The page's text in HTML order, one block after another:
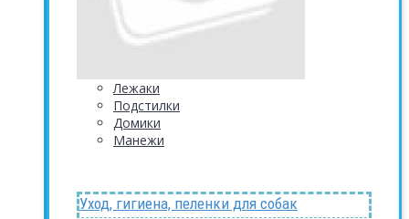
Лежаки
Подстилки
Домики
Манежи
Уход, гигиена, пеленки для собак